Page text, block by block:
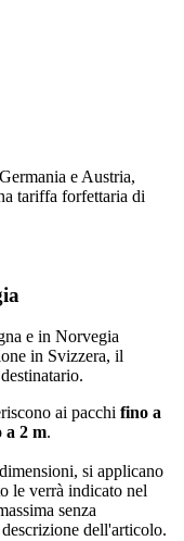
e Austria,
tariffa forfettaria di
e in Norvegia
in Svizzera, il
ai pacchi fino a
a 2 m.
si applicano
le verrà indicato nel
senza
dell'articolo.